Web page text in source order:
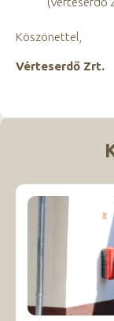
Köszönettel,
Vérteserdő Zrt.